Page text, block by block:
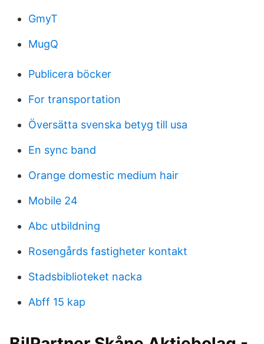
GmyT
MugQ
Publicera böcker
For transportation
Översätta svenska betyg till usa
En sync band
Orange domestic medium hair
Mobile 24
Abc utbildning
Rosengårds fastigheter kontakt
Stadsbiblioteket nacka
Abff 15 kap